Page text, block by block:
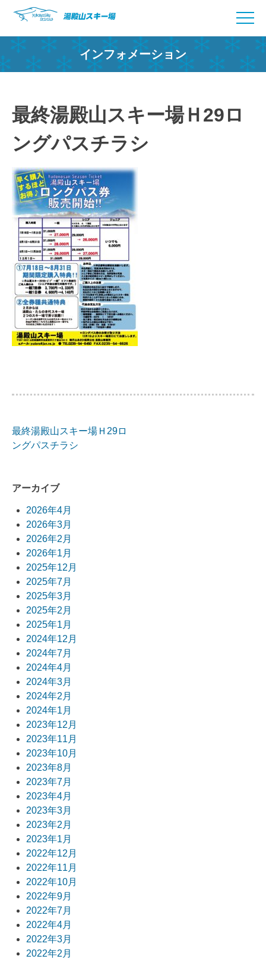
content
インフォメーション
最終湯殿山スキー場Ｈ29ロ
ングパスチラシ
投
ナ
ビ
ゲ
ー
シ
ョ
ン
最終湯殿山スキー場Ｈ29ロ
ングパスチラシ
アーカイブ
2026年4月
2026年3月
2026年2月
2026年1月
2025年12月
2025年7月
2025年3月
2025年2月
2025年1月
2024年12月
2024年7月
2024年4月
2024年3月
2024年2月
2024年1月
2023年12月
2023年11月
2023年10月
2023年8月
2023年7月
2023年4月
2023年3月
2023年2月
2023年1月
2022年12月
2022年11月
2022年10月
2022年9月
2022年7月
2022年4月
2022年3月
2022年2月